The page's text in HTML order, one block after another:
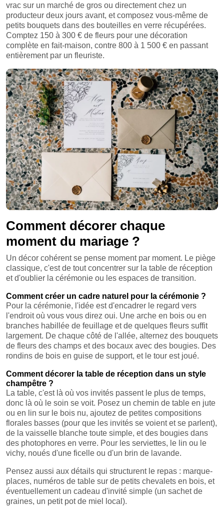
vrac sur un marché de gros ou directement chez un
producteur deux jours avant, et composez vous-même de
petits bouquets dans des bouteilles en verre récupérées.
Comptez 150 à 300 € de fleurs pour une décoration
complète en fait-maison, contre 800 à 1 500 € en passant
entièrement par un fleuriste.
Comment décorer chaque
moment du mariage ?
Un décor cohérent se pense moment par moment. Le piège
classique, c'est de tout concentrer sur la table de réception
et d'oublier la cérémonie ou les espaces de transition.
Comment créer un cadre naturel pour la cérémonie ?
Pour la cérémonie, l'idée est d'encadrer le regard vers
l'endroit où vous vous direz oui. Une arche en bois ou en
branches habillée de feuillage et de quelques fleurs suffit
largement. De chaque côté de l'allée, alternez des bouquets
de fleurs des champs et des bocaux avec des bougies. Des
rondins de bois en guise de support, et le tour est joué.
Comment décorer la table de réception dans un style
champêtre ?
La table, c'est là où vos invités passent le plus de temps,
donc là où le soin se voit. Posez un chemin de table en jute
ou en lin sur le bois nu, ajoutez de petites compositions
florales basses (pour que les invités se voient et se parlent),
de la vaisselle blanche toute simple, et des bougies dans
des photophores en verre. Pour les serviettes, le lin ou le
vichy, noués d'une ficelle ou d'un brin de lavande.
Pensez aussi aux détails qui structurent le repas : marque-
places, numéros de table sur de petits chevalets en bois, et
éventuellement un cadeau d'invité simple (un sachet de
graines, un petit pot de miel local).